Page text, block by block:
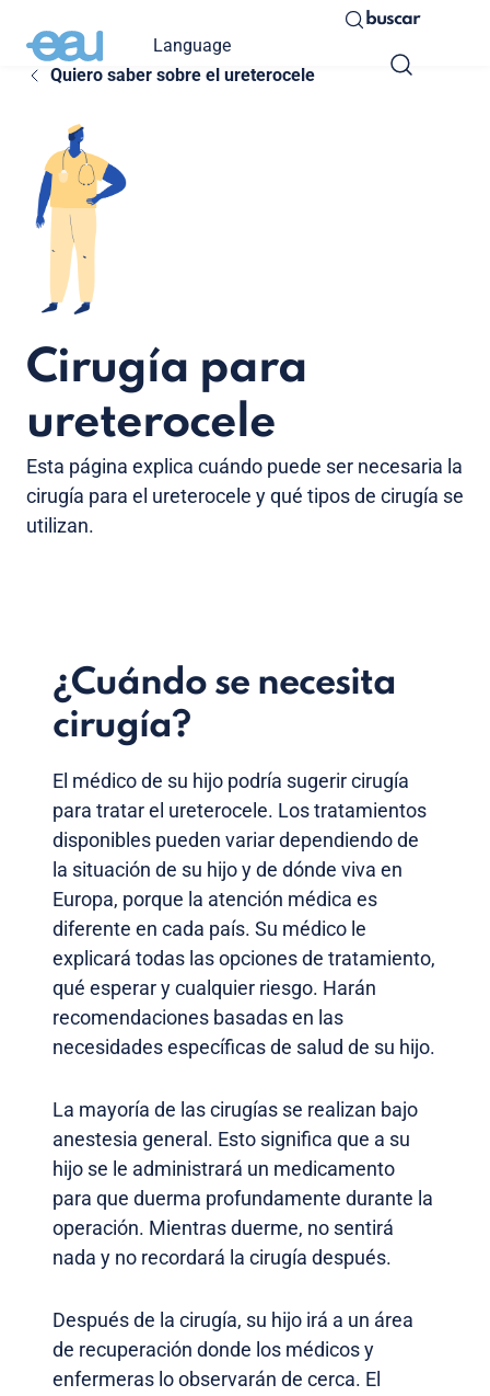
Language
buscar
Quiero saber sobre el ureterocele
Cirugía para
ureterocele
Esta página explica cuándo puede ser necesaria la
cirugía para el ureterocele y qué tipos de cirugía se
utilizan.
¿Cuándo se necesita
cirugía?
El médico de su hijo podría sugerir cirugía
para tratar el ureterocele. Los tratamientos
disponibles pueden variar dependiendo de
la situación de su hijo y de dónde viva en
Europa, porque la atención médica es
diferente en cada país. Su médico le
explicará todas las opciones de tratamiento,
qué esperar y cualquier riesgo. Harán
recomendaciones basadas en las
necesidades específicas de salud de su hijo.
La mayoría de las cirugías se realizan bajo
anestesia general. Esto significa que a su
hijo se le administrará un medicamento
para que duerma profundamente durante la
operación. Mientras duerme, no sentirá
nada y no recordará la cirugía después.
Después de la cirugía, su hijo irá a un área
de recuperación donde los médicos y
enfermeras lo observarán de cerca. El